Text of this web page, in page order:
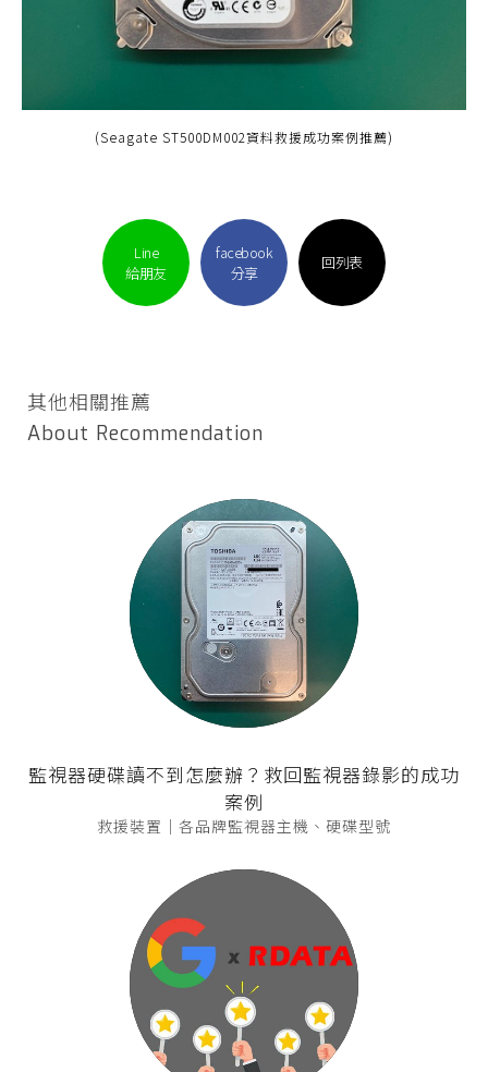
(Seagate ST500DM002資料救援成功案例推薦)
Line
給朋友
facebook
分享
回列表
其他相關推薦
About Recommendation
監視器硬碟讀不到怎麼辦？救回監視器錄影的成功
案例
救援裝置｜各品牌監視器主機、硬碟型號